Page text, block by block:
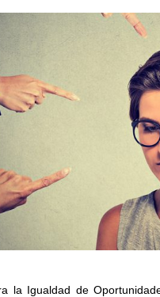
la Igualdad de